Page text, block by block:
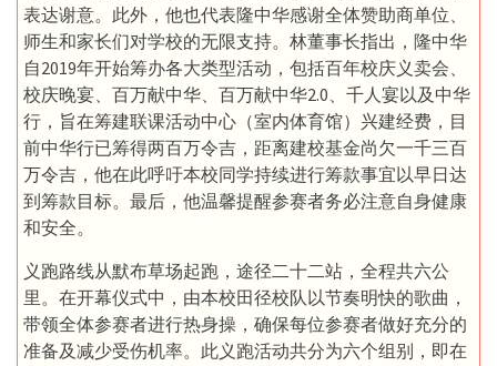
表达谢意。此外，他也代表隆中华感谢全体赞助商单位、
师生和家长们对学校的无限支持。林董事长指出，隆中华
自2019年开始筹办各大类型活动，包括百年校庆义卖会、
校庆晚宴、百万献中华、百万献中华2.0、千人宴以及中华
行，旨在筹建联课活动中心（室内体育馆）兴建经费，目
前中华行已筹得两百万令吉，距离建校基金尚欠一千三百
万令吉，他在此呼吁本校同学持续进行筹款事宜以早日达
到筹款目标。最后，他温馨提醒参赛者务必注意自身健康
和安全。
义跑路线从默布草场起跑，途径二十二站，全程共六公
里。在开幕仪式中，由本校田径校队以节奏明快的歌曲，
带领全体参赛者进行热身操，确保每位参赛者做好充分的
准备及减少受伤机率。此义跑活动共分为六个组别，即在